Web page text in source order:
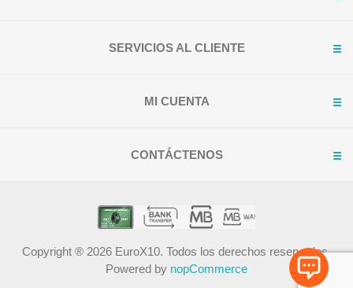
SERVICIOS AL CLIENTE
MI CUENTA
CONTÁCTENOS
Copyright ® 2026 EuroX10. Todos los derechos reservados.
Powered by nopCommerce